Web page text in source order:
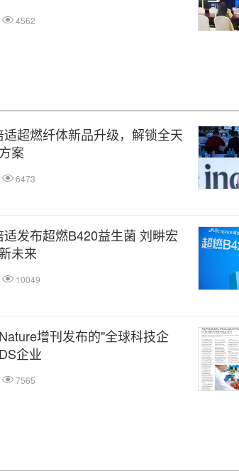
4562
超燃纤体新品升级，解锁全天
案
6473
发布超燃B420益生菌 刘畊宏
未来
10049
增刊发布的"全球科技企
企业
7565